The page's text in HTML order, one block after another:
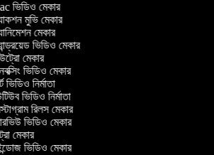
ভিডিও মেকার
মুভি মেকার
মেকার
ভিডিও মেকার
মেকার
ভিডিও মেকার
নির্মাতা
ভিডিও নির্মাতা
রিলস মেকার
ভিডিও মেকার
মেকার
ভিডিও মেকার